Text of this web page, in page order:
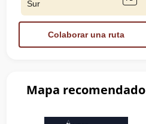
Sur
Colaborar una ruta
Mapa recomendado